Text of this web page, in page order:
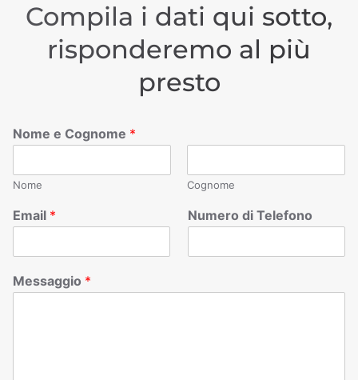
Compila i dati qui sotto,
risponderemo al più
presto
Nome e Cognome *
Nome Cognome
Email * Numero di Telefono
Messaggio *